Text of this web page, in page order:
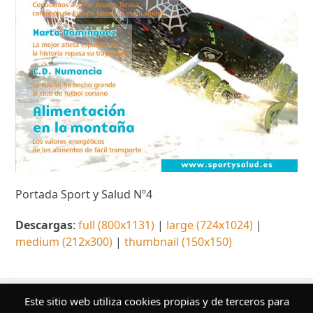
Portada Sport y Salud Nº4
Descargas:full (800x1131) | large (724x1024) |
medium (212x300) |thumbnail (150x150)
¿Quieres conocer más sobre nuestros
Este sitio web utiliza cookies propias y de terceros para